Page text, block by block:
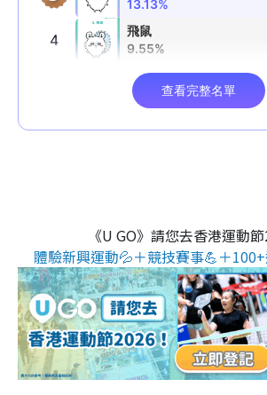
《U GO》請您去香港運動節
體驗新興運動💦＋競技賽事💪＋